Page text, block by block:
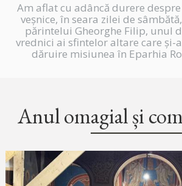
Am aflat cu adâncă durere
veșnice, în seara zilei de
părintelui Gheorghe Filip, unul
vrednici ai sfintelor altare care și-
dăruire misiunea în Eparhia
Anul omagial și